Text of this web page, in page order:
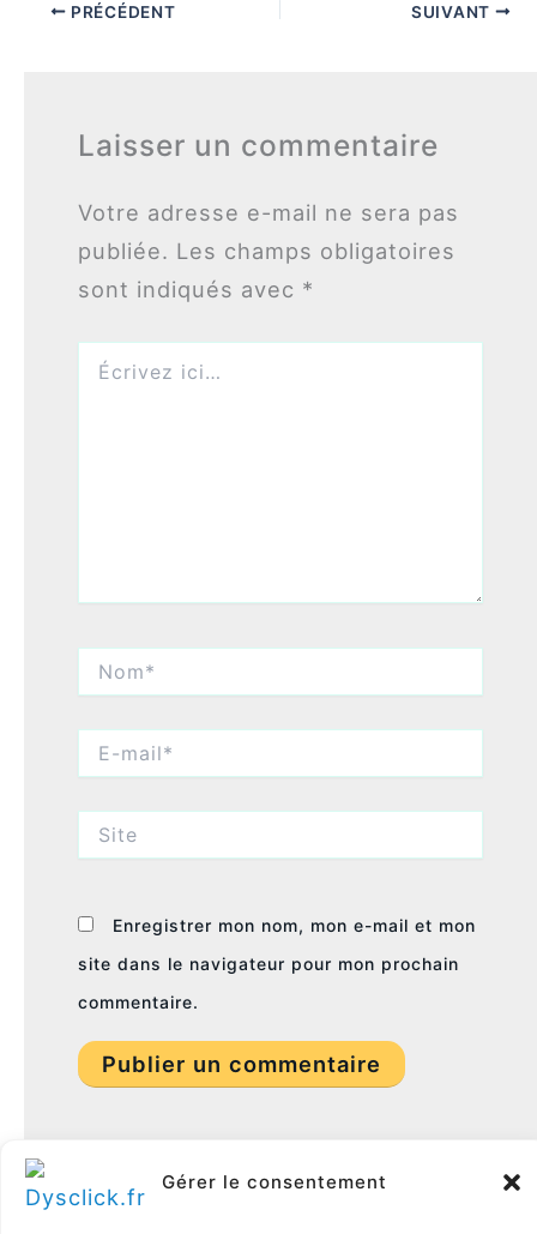
Gérer le consentement
PRÉCÉDENT SUIVANT
Laisser un commentaire
Votre adresse e-mail ne sera pas
publiée. Les champs obligatoires
sont indiqués avec *
ici…
mail*
Enregistrer mon nom, mon e-mail et mon
site dans le navigateur pour mon prochain
commentaire.